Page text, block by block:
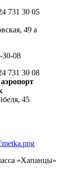
731 30 05
49 а
30-08
731 30 08
45
«Хапанцы»